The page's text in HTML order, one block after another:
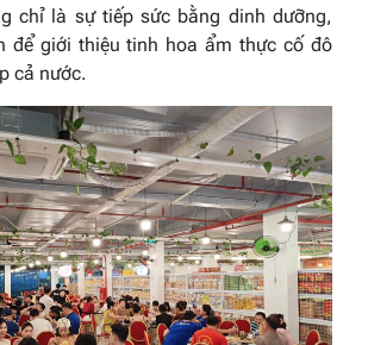
chỉ là sự tiếp sức bằng dinh dưỡng,
để giới thiệu tinh hoa ẩm thực cố đô
cả nước.